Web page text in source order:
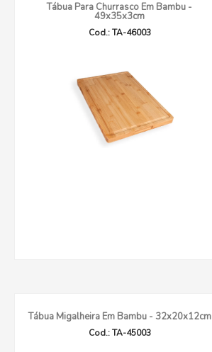
Tábua Para Churrasco Em Bambu -
49x35x3cm
Cod.: TA-46003
Tábua Migalheira Em Bambu - 32x20x12cm
Cod.: TA-45003